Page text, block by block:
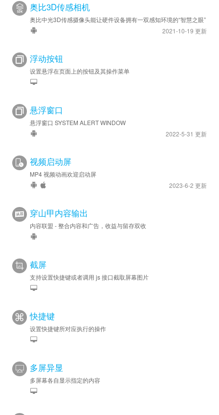
奥比3D传感相机
奥比中光3D传感摄像头能让硬件设备拥有一双感知环境的“智慧之眼”
2021-10-19 更新
浮动按钮
设置悬浮在页面上的按钮及其操作菜单
悬浮窗口
悬浮窗口 SYSTEM ALERT WINDOW
2022-5-31 更新
视频启动屏
MP4 视频动画欢迎启动屏
2023-6-2 更新
穿山甲内容输出
内容联盟 - 整合内容和广告，收益与留存双收
截屏
支持设置快捷键或者调用 js 接口截取屏幕图片
快捷键
设置快捷键所对应执行的操作
多屏异显
多屏幕各自显示指定的内容